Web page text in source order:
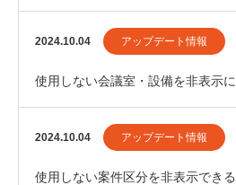
2024.10.04 アップデート情報
使用しない会議室・設備を非表示
た。
2024.10.04 アップデート情報
使用しない案件区分を非表示でき